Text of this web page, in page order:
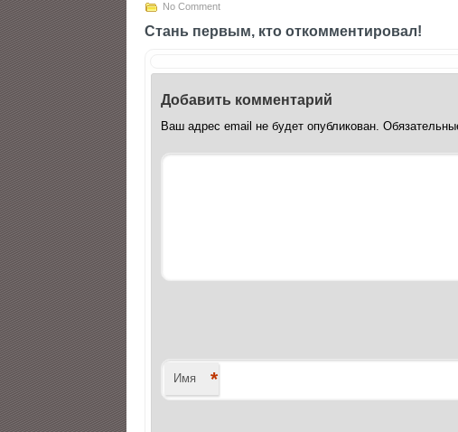
No Comment
Стань первым, кто откомментировал!
Добавить комментарий
Ваш адрес email не будет опубликован.
Имя *